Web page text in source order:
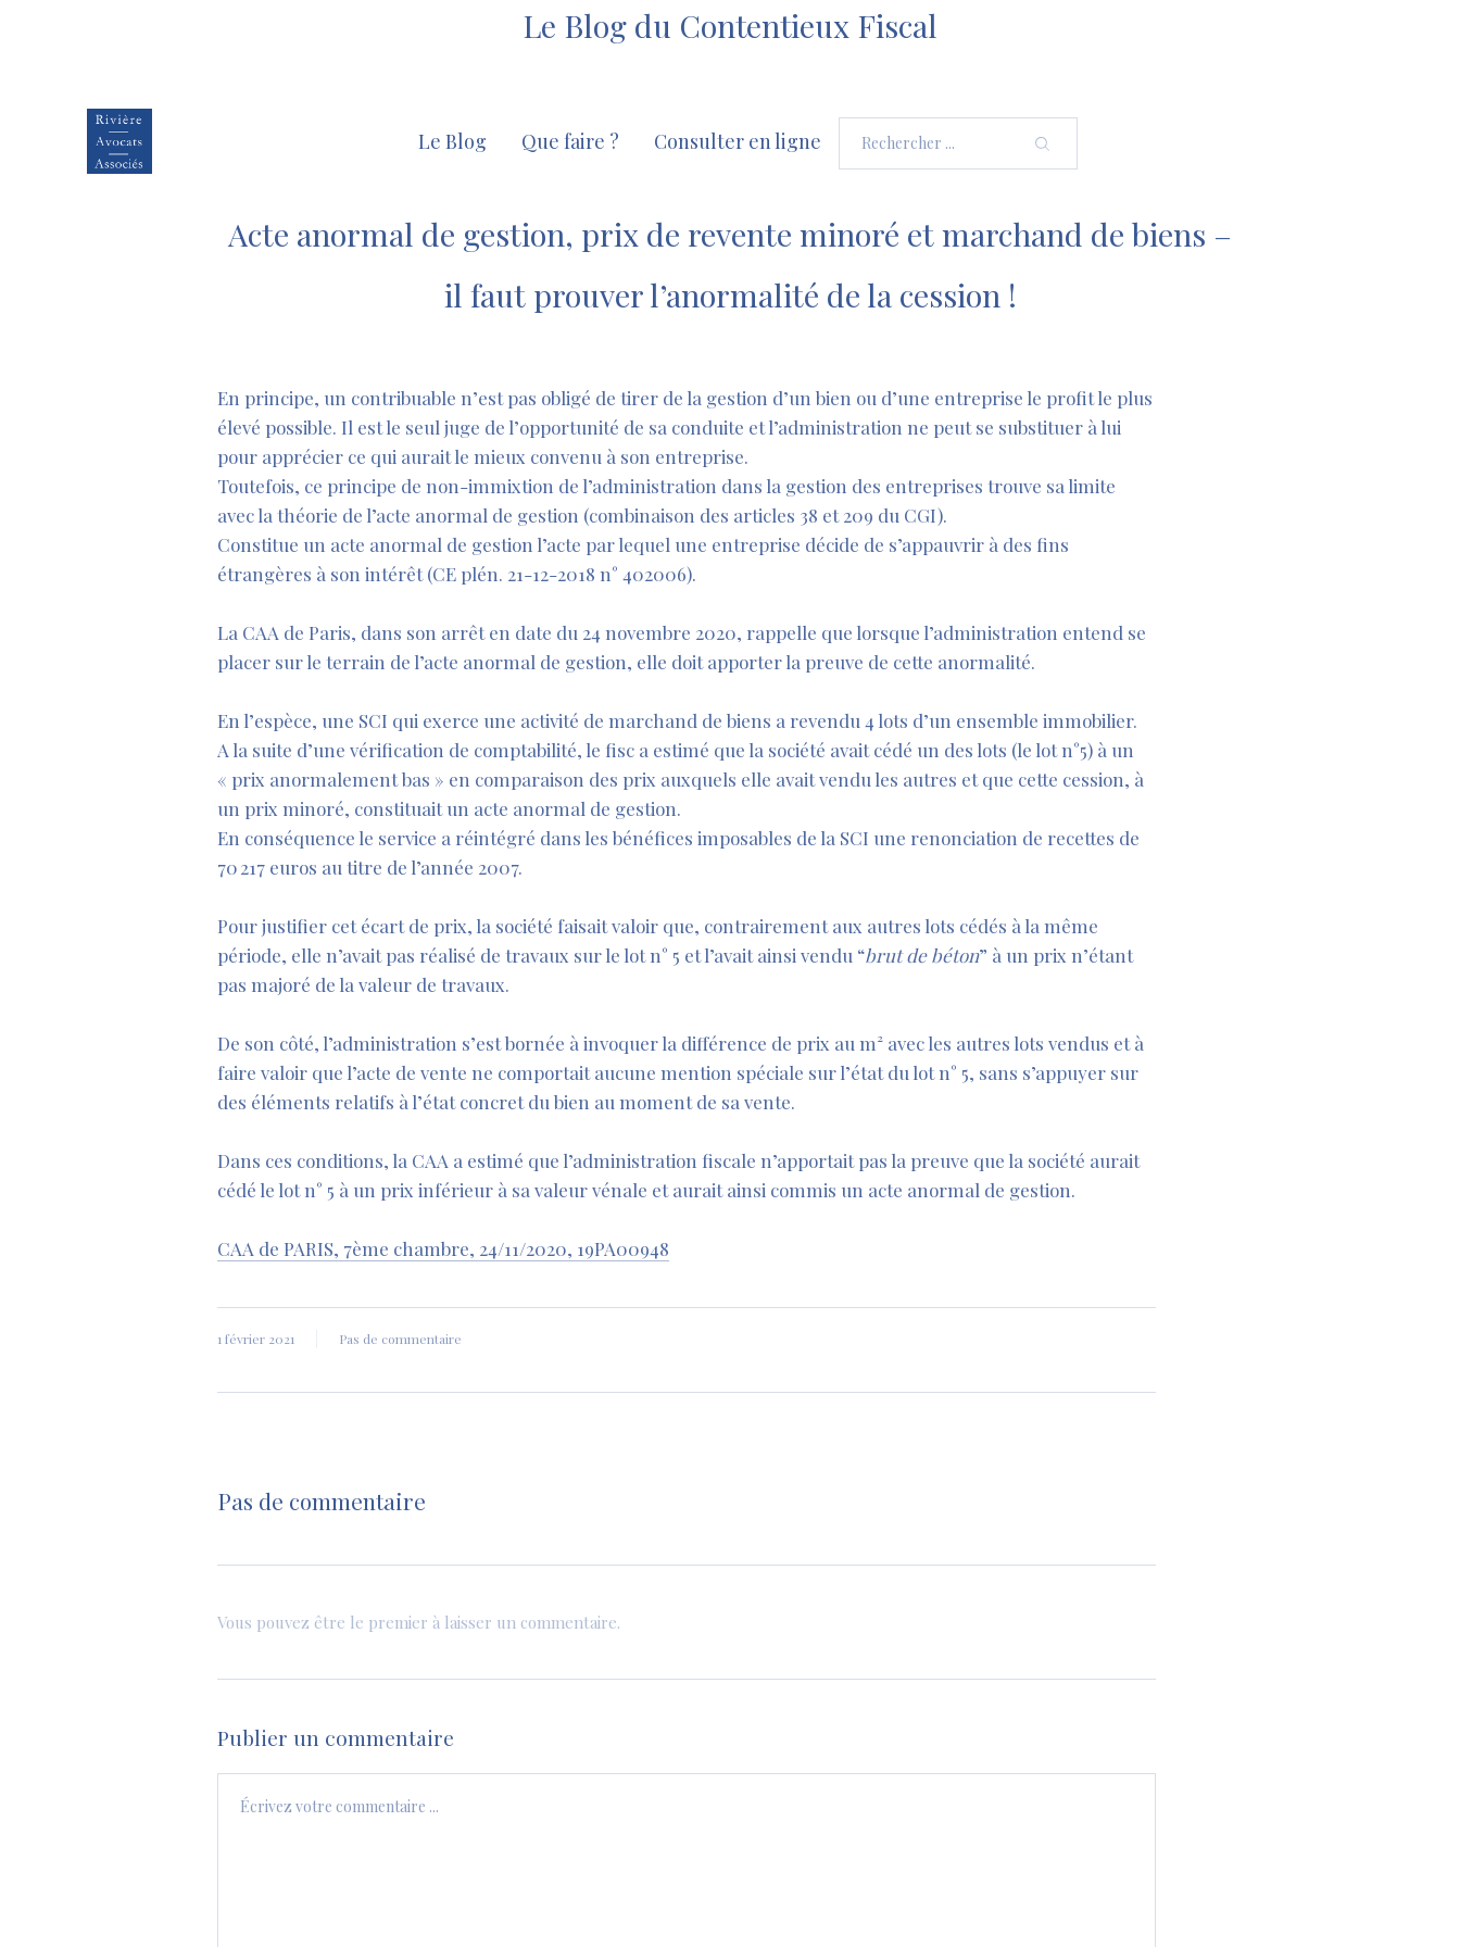
Le Blog du Contentieux Fiscal
Le Blog Que faire ? Consulter en ligne
Acte anormal de gestion, prix de revente minoré et marchand de biens –
il faut prouver l’anormalité de la cession !
En principe, un contribuable n’est pas obligé de tirer de la gestion d’un bien ou d’une entreprise le profit le plus
élevé possible. Il est le seul juge de l’opportunité de sa conduite et l’administration ne peut se substituer à lui
pour apprécier ce qui aurait le mieux convenu à son entreprise.
Toutefois, ce principe de non-immixtion de l’administration dans la gestion des entreprises trouve sa limite
avec la théorie de l’acte anormal de gestion (combinaison des articles 38 et 209 du CGI).
Constitue un acte anormal de gestion l’acte par lequel une entreprise décide de s’appauvrir à des fins
étrangères à son intérêt (CE plén. 21-12-2018 n° 402006).
La CAA de Paris, dans son arrêt en date du 24 novembre 2020, rappelle que lorsque l’administration entend se
placer sur le terrain de l’acte anormal de gestion, elle doit apporter la preuve de cette anormalité.
En l’espèce, une SCI qui exerce une activité de marchand de biens a revendu 4 lots d’un ensemble immobilier.
A la suite d’une vérification de comptabilité, le fisc a estimé que la société avait cédé un des lots (le lot n°5) à un
« prix anormalement bas » en comparaison des prix auxquels elle avait vendu les autres et que cette cession, à
un prix minoré, constituait un acte anormal de gestion.
En conséquence le service a réintégré dans les bénéfices imposables de la SCI une renonciation de recettes de
70 217 euros au titre de l’année 2007.
Pour justifier cet écart de prix, la société faisait valoir que, contrairement aux autres lots cédés à la même
période, elle n’avait pas réalisé de travaux sur le lot n° 5 et l’avait ainsi vendu “brut de béton” à un prix n’étant
pas majoré de la valeur de travaux.
De son côté, l’administration s’est bornée à invoquer la différence de prix au m² avec les autres lots vendus et à
faire valoir que l’acte de vente ne comportait aucune mention spéciale sur l’état du lot n° 5, sans s’appuyer sur
des éléments relatifs à l’état concret du bien au moment de sa vente.
Dans ces conditions, la CAA a estimé que l’administration fiscale n’apportait pas la preuve que la société aurait
cédé le lot n° 5 à un prix inférieur à sa valeur vénale et aurait ainsi commis un acte anormal de gestion.
CAA de PARIS, 7ème chambre, 24/11/2020, 19PA00948
1 février 2021 Pas de commentaire
Pas de commentaire
Vous pouvez être le premier à laisser un commentaire.
Publier un commentaire